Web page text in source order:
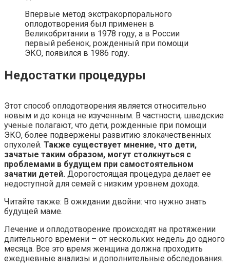
Впервые метод экстракорпорального
оплодотворения был применен в
Великобритании в 1978 году, а в России
первый ребенок, рожденный при помощи
ЭКО, появился в 1986 году.
Недостатки процедуры
Этот способ оплодотворения является относительно
новым и до конца не изученным. В частности, шведские
ученые полагают, что дети, рожденные при помощи
ЭКО, более подвержены развитию злокачественных
опухолей. Также существует мнение, что дети,
зачатые таким образом, могут столкнуться с
проблемами в будущем при самостоятельном
зачатии детей. Дорогостоящая процедура делает ее
недоступной для семей с низким уровнем дохода.
Читайте также: В ожидании двойни: что нужно знать
будущей маме.
Лечение и оплодотворение происходят на протяжении
длительного времени – от нескольких недель до одного
месяца. Все это время женщина должна проходить
ежедневные анализы и дополнительные обследования.